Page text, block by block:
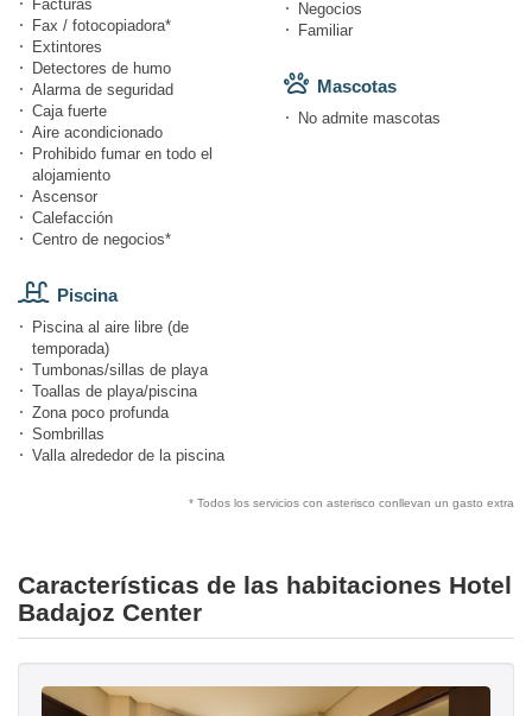
Facturas
Fax / fotocopiadora*
Extintores
Detectores de humo
Alarma de seguridad
Caja fuerte
Aire acondicionado
Prohibido fumar en todo el
alojamiento
Ascensor
Calefacción
Centro de negocios*
Piscina
Piscina al aire libre (de
temporada)
Tumbonas/sillas de playa
Toallas de playa/piscina
Zona poco profunda
Sombrillas
Valla alrededor de la piscina
Negocios
Familiar
Mascotas
No admite mascotas
* Todos los servicios con asterisco conllevan un gasto extra
Características de las habitaciones Hotel
Badajoz Center